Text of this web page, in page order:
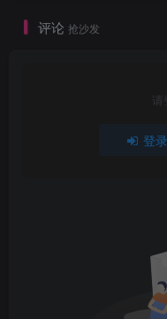
评论 抢沙发
请
登录